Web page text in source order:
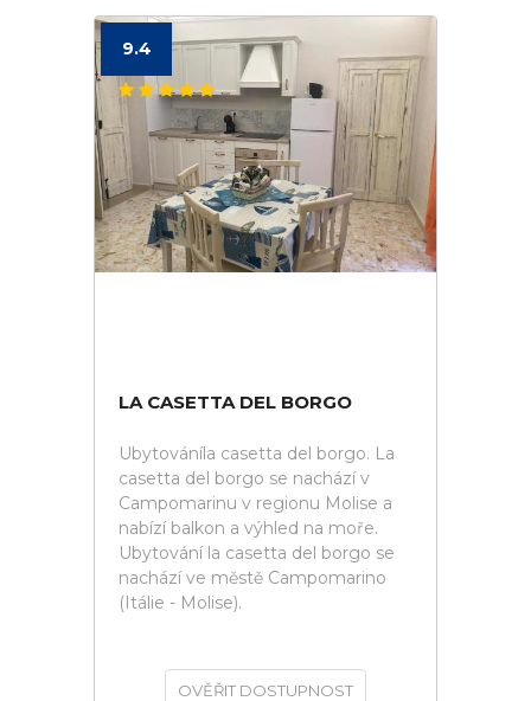
9.4
LA CASETTA DEL BORGO
Ubytováníla casetta del borgo. La
casetta del borgo se nachází v
Campomarinu v regionu Molise a
nabízí balkon a výhled na moře.
Ubytování la casetta del borgo se
nachází ve městě Campomarino
(Itálie - Molise).
OVĚŘIT DOSTUPNOST